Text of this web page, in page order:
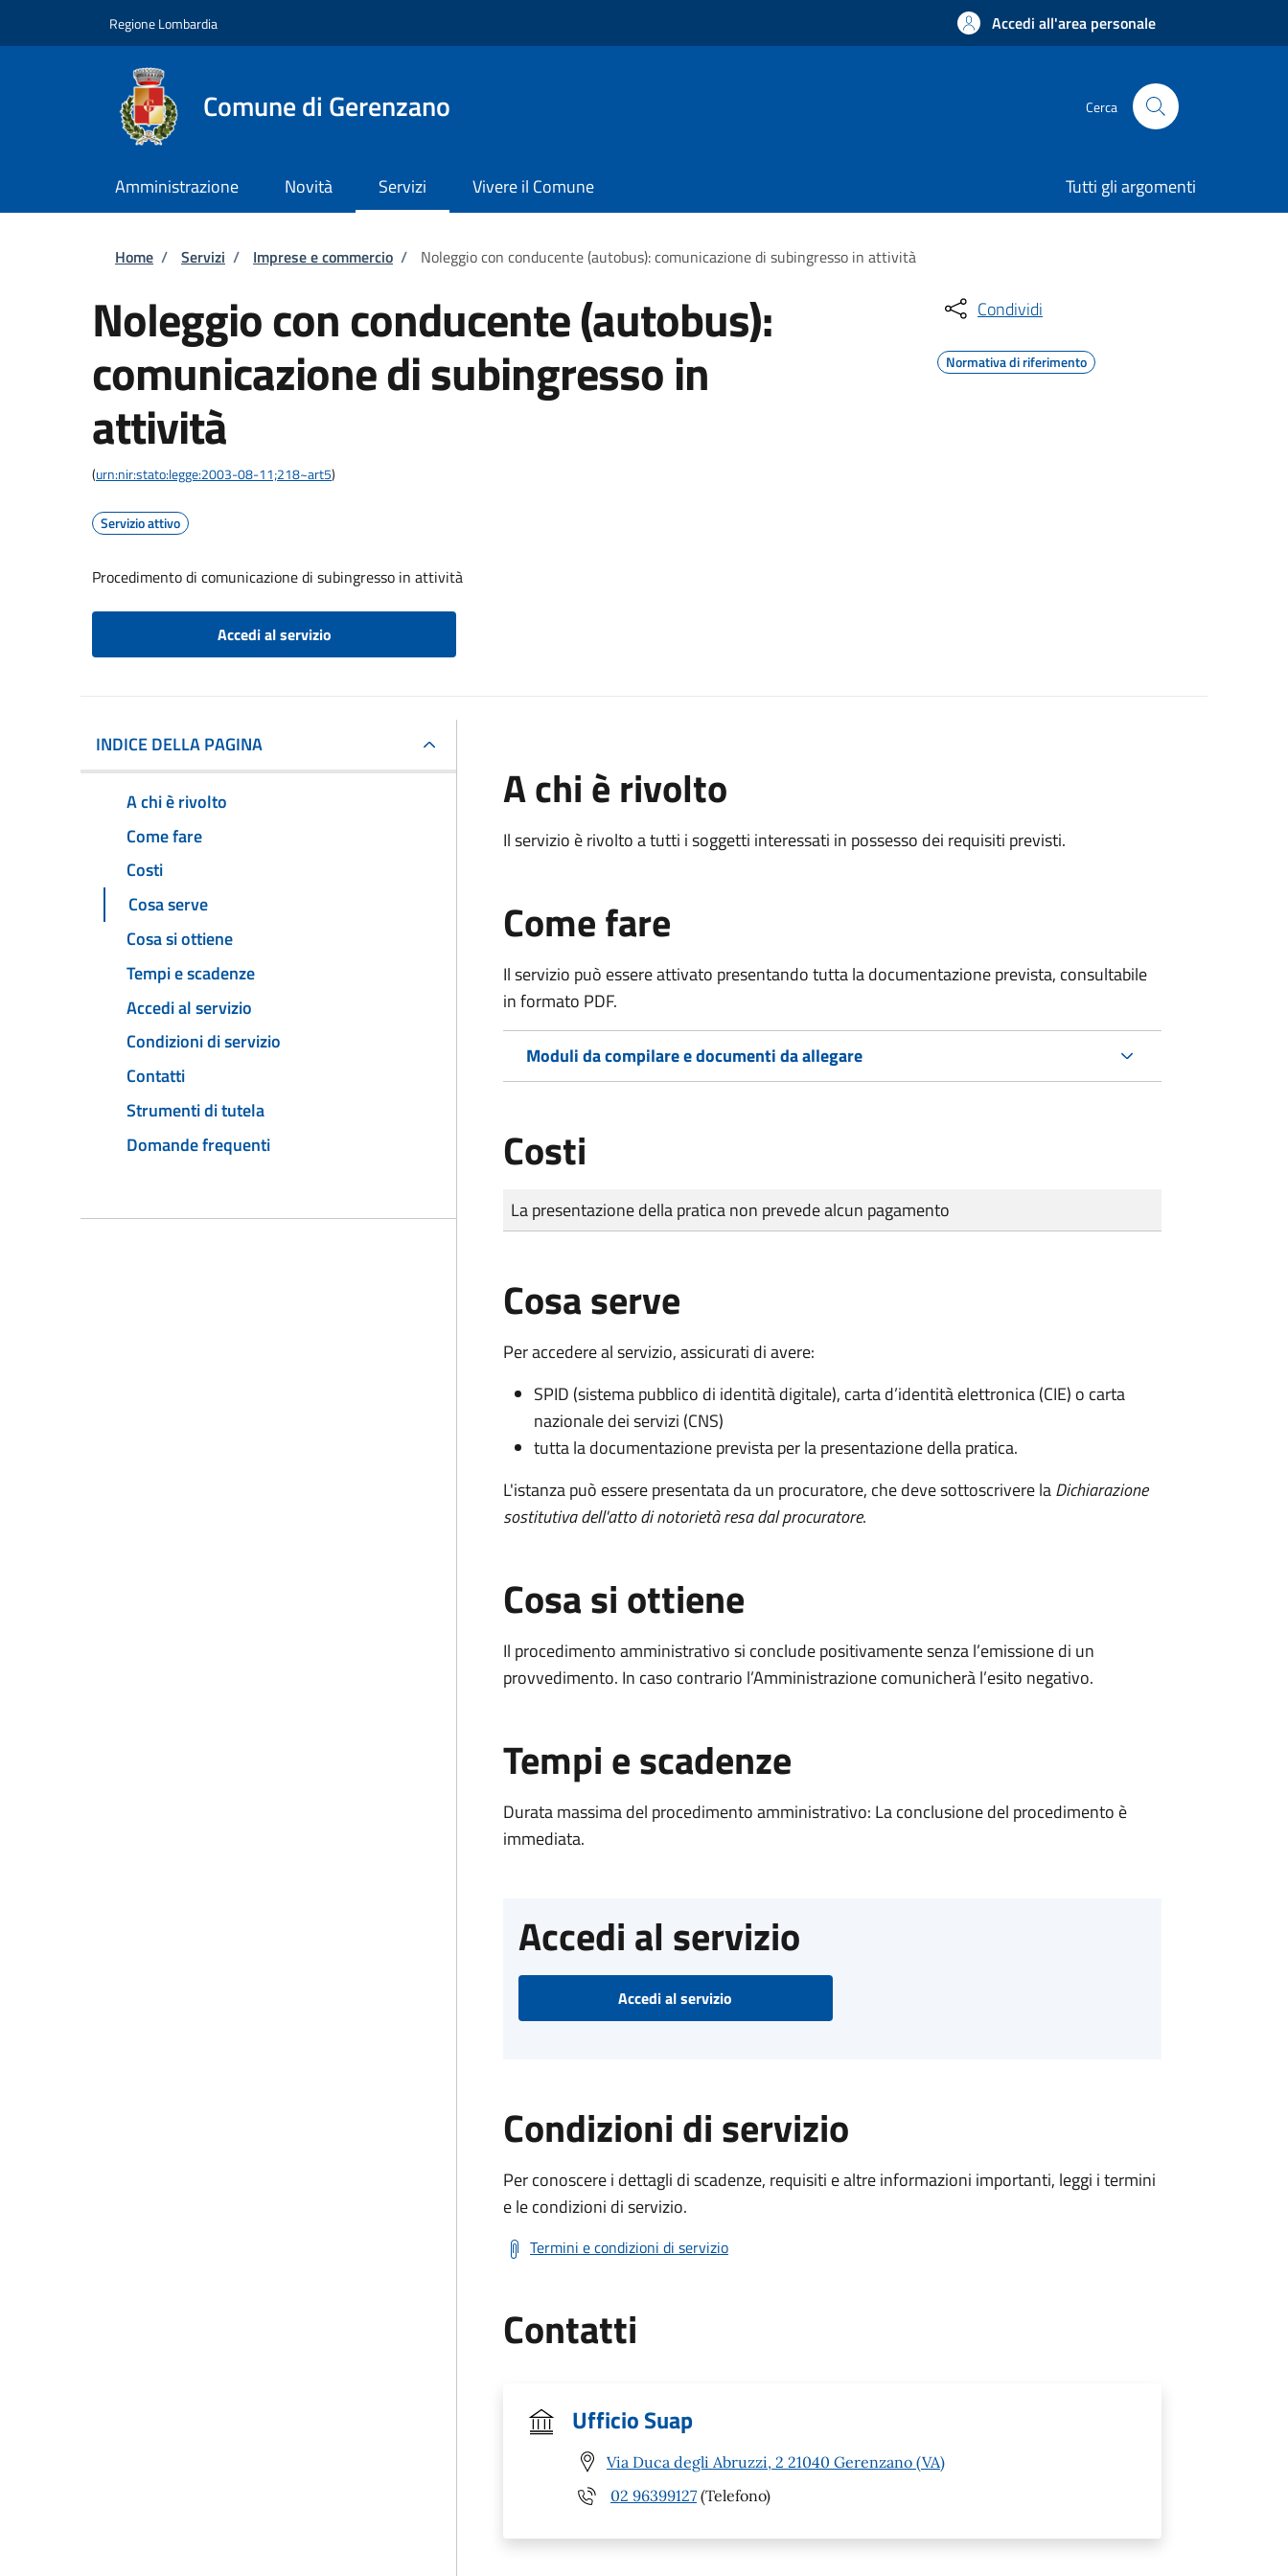
Regione Lombardia Accedi all'area personale
Comune di Gerenzano Cerca
Amministrazione Novità Servizi Vivere il Comune Tutti gli argomenti
Briciole di pane
Home / Servizi / Imprese e commercio / Noleggio con conducente (autobus): comunicazione di subingresso in attività
Noleggio con conducente (autobus):
comunicazione di subingresso in
attività
(urn:nir:stato:legge:2003-08-11;218~art5)
Servizio attivo
Procedimento di comunicazione di subingresso in attività
Accedi al servizio
Condividi
Normativa di riferimento
INDICE DELLA PAGINA
A chi è rivolto
Come fare
Costi
Cosa serve
Cosa si ottiene
Tempi e scadenze
Accedi al servizio
Condizioni di servizio
Contatti
Strumenti di tutela
Domande frequenti
A chi è rivolto
Il servizio è rivolto a tutti i soggetti interessati in possesso dei requisiti previsti.
Come fare
Il servizio può essere attivato presentando tutta la documentazione prevista, consultabile
in formato PDF.
Moduli da compilare e documenti da allegare
Costi
Tipo di pagamento
Importo
La presentazione della pratica non prevede alcun pagamento
Cosa serve
Per accedere al servizio, assicurati di avere:
SPID (sistema pubblico di identità digitale), carta d’identità elettronica (CIE) o carta
nazionale dei servizi (CNS)
tutta la documentazione prevista per la presentazione della pratica.
L'istanza può essere presentata da un procuratore, che deve sottoscrivere laDichiarazione
sostitutiva dell'atto di notorietà resa dal procuratore.
Cosa si ottiene
Il procedimento amministrativo si conclude positivamente senza l’emissione di un
provvedimento. In caso contrario l’Amministrazione comunicherà l’esito negativo.
Tempi e scadenze
Durata massima del procedimento amministrativo: La conclusione del procedimento è
immediata.
Accedi al servizio
Accedi al servizio
Condizioni di servizio
Per conoscere i dettagli di scadenze, requisiti e altre informazioni importanti, leggi i termini
e le condizioni di servizio.
Termini e condizioni di servizio
Contatti
Ufficio Suap
Via Duca degli Abruzzi, 2 21040 Gerenzano (VA)
02 96399127 (Telefono)